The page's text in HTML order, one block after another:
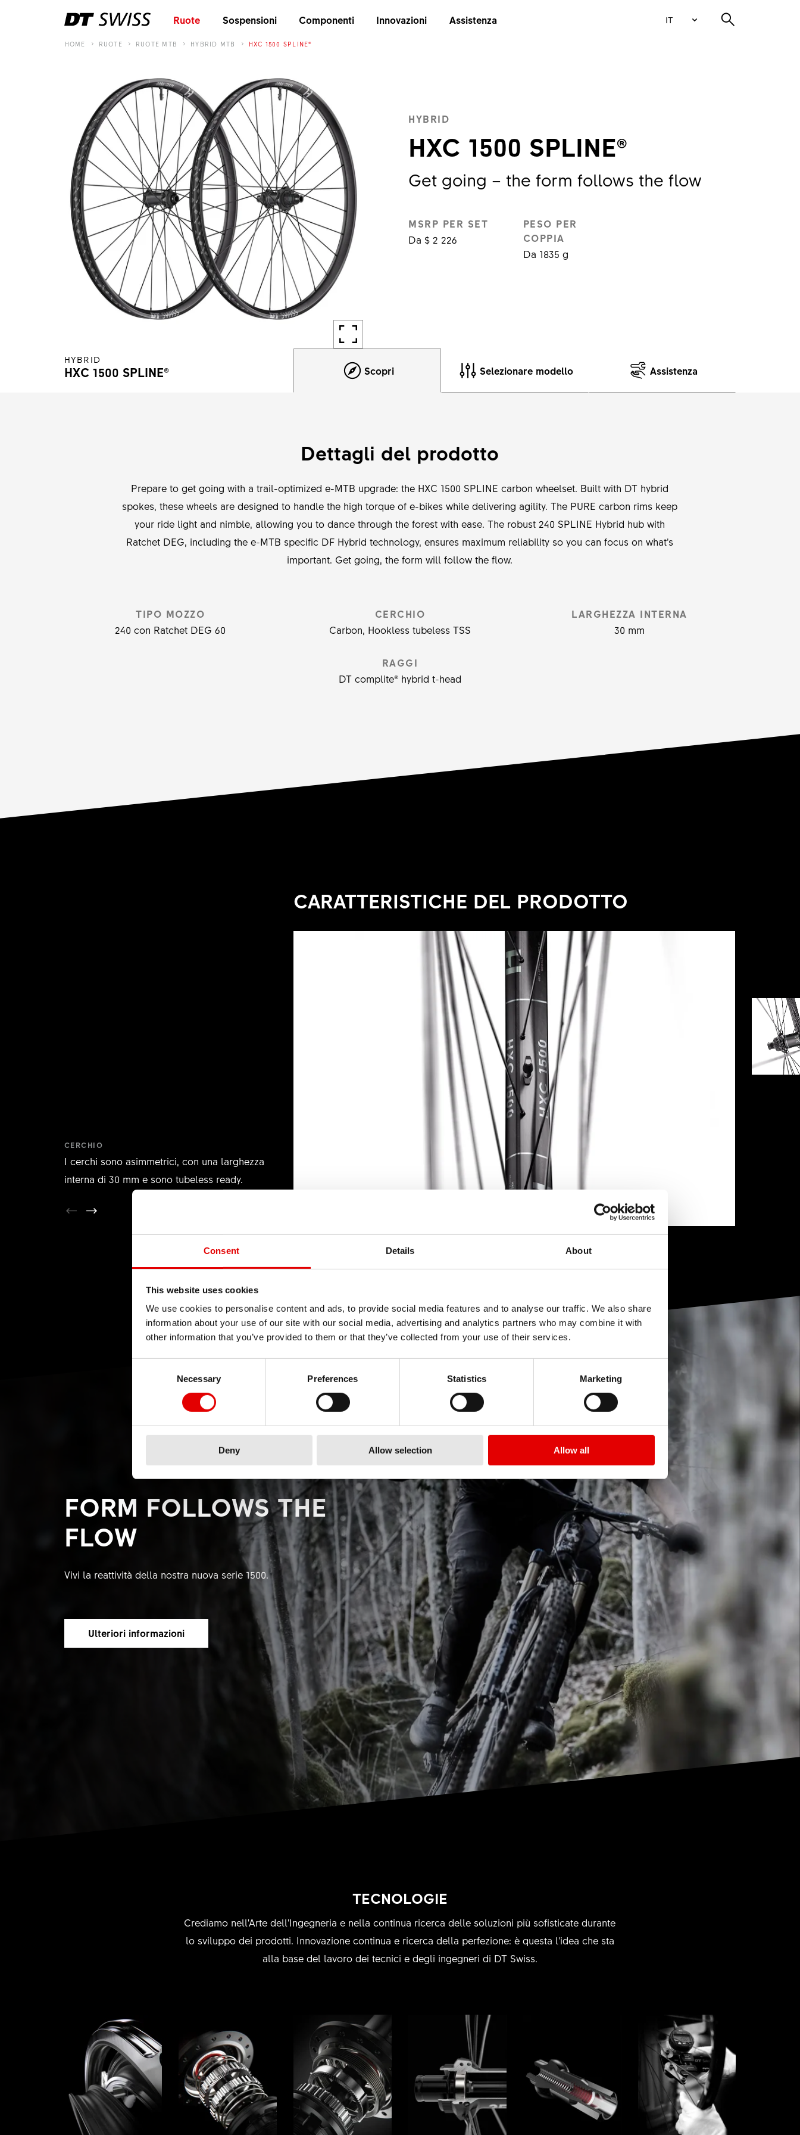
Consent Details About
This website uses cookies
We use cookies to personalise content and ads, to provide social media features and to analyse our traffic. We also share
information about your use of our site with our social media, advertising and analytics partners who may combine it with
other information that you’ve provided to them or that they’ve collected from your use of their services.
Necessary
Preferences Statistics Marketing
Deny Allow selection Allow all
Ruote Sospensioni Componenti Innovazioni Assistenza IT
HOME RUOTE RUOTE MTB HYBRID MTB HXC 1500 SPLINE®
HYBRID
HXC 1500 SPLINE®
Get going – the form follows the flow
MSRP PER SET
Da $ 2 226
PESO PER
COPPIA
Da 1835 g
HYBRID
HXC 1500 SPLINE® Scopri Selezionare modello Assistenza
Dettagli del prodotto
Prepare to get going with a trail-optimized e-MTB upgrade: the HXC 1500 SPLINE carbon wheelset. Built with DT hybrid
spokes, these wheels are designed to handle the high torque of e-bikes while delivering agility. The PURE carbon rims keep
your ride light and nimble, allowing you to dance through the forest with ease. The robust 240 SPLINE Hybrid hub with
Ratchet DEG, including the e-MTB specific DF Hybrid technology, ensures maximum reliability so you can focus on what’s
important. Get going, the form will follow the flow.
TIPO MOZZO
240 con Ratchet DEG 60
CERCHIO
Carbon, Hookless tubeless TSS
LARGHEZZA INTERNA
30 mm
RAGGI
DT complite® hybrid t-head
CARATTERISTICHE DEL PRODOTTO
CERCHIO
I cerchi sono asimmetrici, con una larghezza
interna di 30 mm e sono tubeless ready.
FORM FOLLOWS THE
FLOW
Vivi la reattività della nostra nuova serie 1500.
Ulteriori informazioni
TECNOLOGIE
Crediamo nell'Arte dell'Ingegneria e nella continua ricerca delle soluzioni più sofisticate durante
lo sviluppo dei prodotti. Innovazione continua e ricerca della perfezione: è questa l'idea che sta
alla base del lavoro dei tecnici e degli ingegneri di DT Swiss.